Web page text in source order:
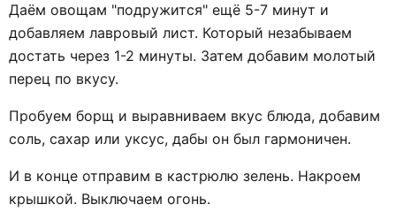
Даём овощам "подружится" ещё 5-7 минут и
добавляем лавровый лист. Который незабываем
достать через 1-2 минуты. Затем добавим молотый
перец по вкусу.
Пробуем борщ и выравниваем вкус блюда, добавим
соль, сахар или уксус, дабы он был гармоничен.
И в конце отправим в кастрюлю зелень. Накроем
крышкой. Выключаем огонь.